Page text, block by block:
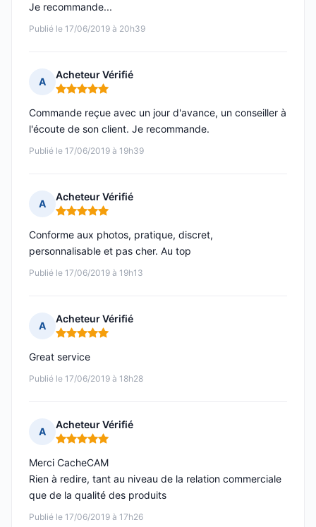
Publié le 17/06/2019 à 20h39
Je recommande...
A
Acheteur Vérifié
Note : 5 sur 5
Publié le 17/06/2019 à 19h39
Commande reçue avec un jour d'avance, un conseiller à
l'écoute de son client. Je recommande.
A
Acheteur Vérifié
Note : 5 sur 5
Publié le 17/06/2019 à 19h13
Conforme aux photos, pratique, discret,
personnalisable et pas cher. Au top
A
Acheteur Vérifié
Note : 5 sur 5
Publié le 17/06/2019 à 18h28
Great service
A
Acheteur Vérifié
Note : 5 sur 5
Publié le 17/06/2019 à 17h26
Merci CacheCAM
Rien à redire, tant au niveau de la relation commerciale
que de la qualité des produits